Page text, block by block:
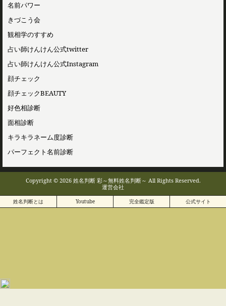
名前パワー
きづこう会
観相学のすすめ
占い師けんけん公式twitter
占い師けんけん公式Instagram
顔チェック
顔チェックBEAUTY
好色相診断
面相診断
キラキラネーム度診断
パーフェクト名前診断
Copyright © 2026 姓名判断 彩～無料姓名判断～ All Rights Reserved.
運営会社
姓名判断とは Youtube 完全鑑定版 公式サイト